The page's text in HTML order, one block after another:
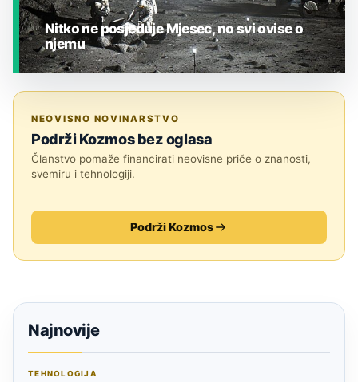
Nitko ne posjeduje Mjesec, no svi ovise o
njemu
NEOVISNO NOVINARSTVO
Podrži Kozmos bez oglasa
Članstvo pomaže financirati neovisne priče o znanosti,
svemiru i tehnologiji.
Podrži Kozmos
Najnovije
TEHNOLOGIJA